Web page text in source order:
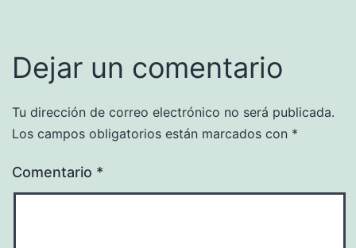
Dejar un comentario
Tu dirección de correo electrónico no será publicada.
Los campos obligatorios están marcados con *
Comentario *